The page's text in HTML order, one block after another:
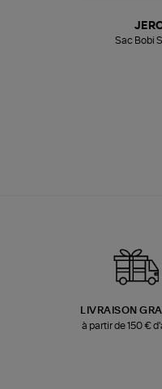
Sac Bobi
LIVRAISON
à partir de 150 €